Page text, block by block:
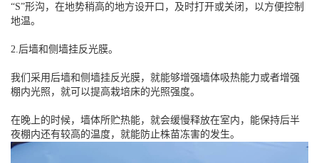
“S”形沟，在地势稍高的地方设开口，及时打开或关闭，以方便控制
地温。
2.后墙和侧墙挂反光膜。
我们采用后墙和侧墙挂反光膜，就能够增强墙体吸热能力或者增强
棚内光照，就可以提高栽培床的光照强度。
在晚上的时候，墙体所贮热能，就会缓慢释放在室内，能保持后半
夜棚内还有较高的温度，就能防止株苗冻害的发生。